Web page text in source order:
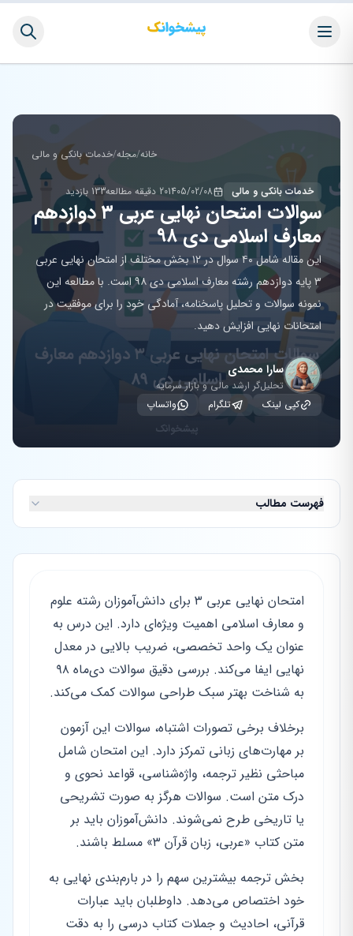
خانه/مجله/خدمات بانکی و مالی
خدمات بانکی و مالی 1405/02/0820 دقیقه مطالعه 133 بازدید
سوالات امتحان نهایی عربی ۳ دوازدهم
معارف اسلامی دی ۹۸
این مقاله شامل ۴۰ سوال در ۱۲ بخش مختلف از امتحان نهایی عربی
۳ پایه دوازدهم رشته معارف اسلامی دی ۹۸ است. با مطالعه این
نمونه سوالات و تحلیل پاسخنامه، آمادگی خود را برای موفقیت در
امتحانات نهایی افزایش دهید.
سارا محمدی
تحلیل‌گر ارشد مالی و بازار سرمایه
کپی لینک
تلگرام واتساپ
فهرست مطالب
امتحان نهایی عربی ۳ برای دانش‌آموزان رشته علوم
و معارف اسلامی اهمیت ویژه‌ای دارد. این درس به
عنوان یک واحد تخصصی، ضریب بالایی در معدل
نهایی ایفا می‌کند. بررسی دقیق سوالات دی‌ماه ۹۸
به شناخت بهتر سبک طراحی سوالات کمک می‌کند.
برخلاف برخی تصورات اشتباه، سوالات این آزمون
بر مهارت‌های زبانی تمرکز دارد. این امتحان شامل
مباحثی نظیر ترجمه، واژه‌شناسی، قواعد نحوی و
درک متن است. سوالات هرگز به صورت تشریحی
یا تاریخی طرح نمی‌شوند. دانش‌آموزان باید بر
متن کتاب «عربی، زبان قرآن ۳» مسلط باشند.
بخش ترجمه بیشترین سهم را در بارم‌بندی نهایی به
خود اختصاص می‌دهد. داوطلبان باید عبارات
قرآنی، احادیث و جملات کتاب درسی را به دقت